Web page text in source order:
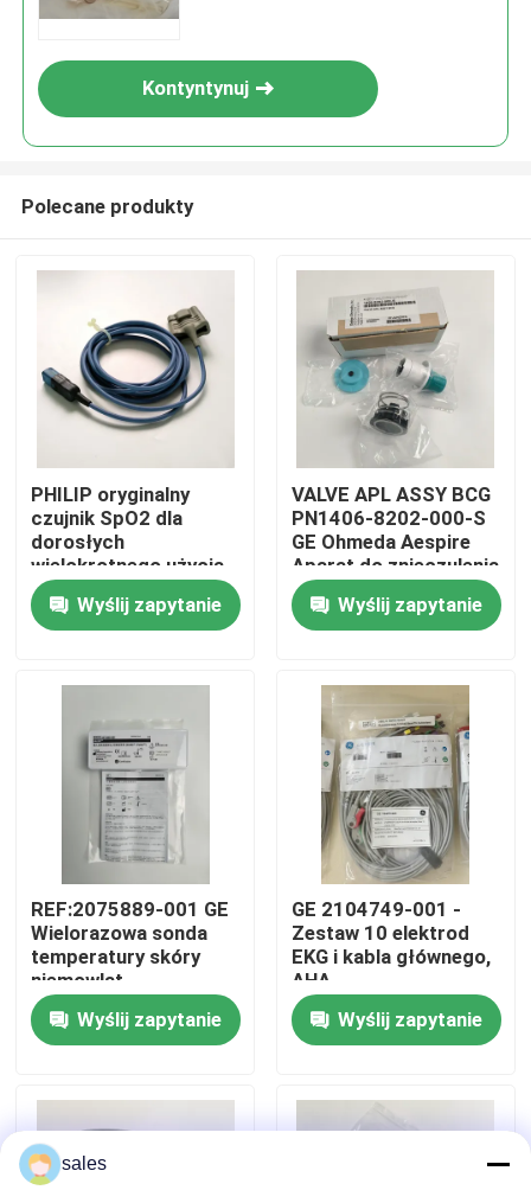
Do domu
Produkty
O nas
Wycieczka po fabryce
Skontaktuj się z nami
Poprosić o wycenę
Części monitora pacjenta
Moduł monitora pacjenta
Kontyntynuj
Polecane produkty
PHILIP oryginalny
czujnik SpO2 dla
dorosłych
wielokrotnego użycia
M1191BL (3m)
REF:989803144381
Wyślij zapytanie
VALVE APL ASSY BCG
PN1406-8202-000-S
GE Ohmeda Aespire
Aparat do znieczulenia
Model Aestiva Zawór
APL, bez podstawy
Wyślij zapytanie
REF:2075889-001 GE
Wielorazowa sonda
temperatury skóry
niemowląt
Wyślij zapytanie
GE 2104749-001 -
Zestaw 10 elektrod
EKG i kabla głównego,
AHA
Wyślij zapytanie
sales